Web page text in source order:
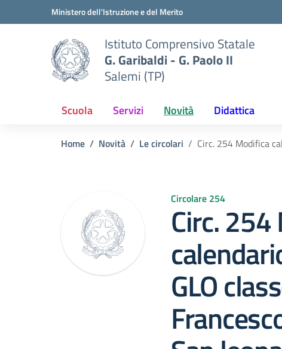
Vai ai contenuti
Vai al menu di navigazioneMinistero dell'Istruzione e del Merito
Istituto Comprensivo Statale
G. Garibaldi - G. Paolo II
Salemi (TP)
Scuola Servizi Novità Didattica
Home Novità Le circolari Circ. 254 Modifica
Circolare 254
Circ.
GLO